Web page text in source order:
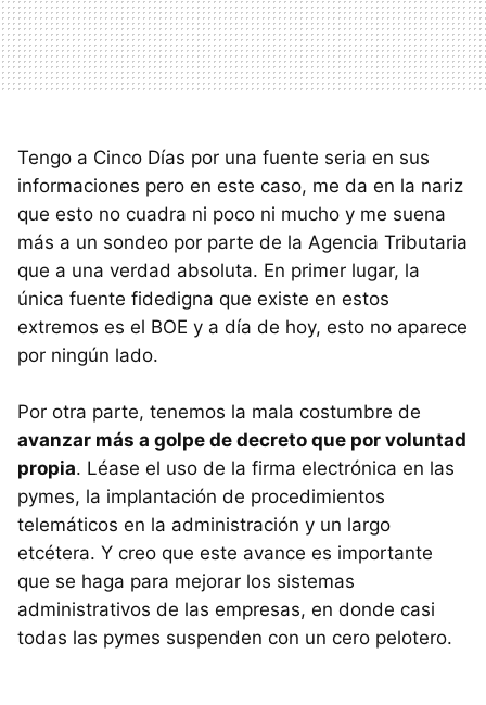
Tengo a Cinco Días por una fuente seria en sus
informaciones pero en este caso, me da en la nariz
que esto no cuadra ni poco ni mucho y me suena
más a un sondeo por parte de la Agencia Tributaria
que a una verdad absoluta. En primer lugar, la
única fuente fidedigna que existe en estos
extremos es el BOE y a día de hoy, esto no aparece
por ningún lado.
Por otra parte, tenemos la mala costumbre de
avanzar más a golpe de decreto que por voluntad
propia. Léase el uso de la firma electrónica en las
pymes, la implantación de procedimientos
telemáticos en la administración y un largo
etcétera. Y creo que este avance es importante
que se haga para mejorar los sistemas
administrativos de las empresas, en donde casi
todas las pymes suspenden con un cero pelotero.